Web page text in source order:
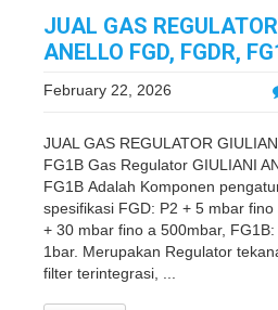
JUAL GAS
ANELLO FGD, FGDR,
February 22, 2026
JUAL GAS REGULATOR
FG1B Gas Regulator GIULIANI
FG1B Adalah Komponen
spesifikasi FGD: P2 + 5 mbar
+ 30 mbar fino a 500mbar,
1bar. Merupakan Regulator
filter terintegrasi, ...